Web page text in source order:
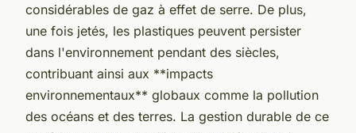
considérables de gaz à effet de serre. De plus,
une fois jetés, les plastiques peuvent persister
dans l'environnement pendant des siècles,
contribuant ainsi aux **impacts
environnementaux** globaux comme la pollution
des océans et des terres. La gestion durable de ce